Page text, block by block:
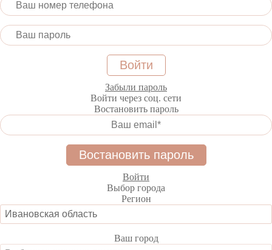
Забыли пароль
Войти через соц. сети
Востановить пароль
Войти
Выбор города
Регион
Ваш город